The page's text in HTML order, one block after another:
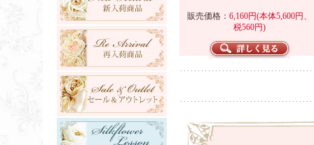
販売価格： 6,160円(本体5,600円、
税560円)